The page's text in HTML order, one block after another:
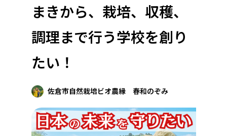
人権・マイノリティ
関東
近畿
中国
四国
国際協力 医療・福祉
子ども・教育
環境・エシカル
人権・マイノリティ
社会貢献
地域からさがす
北海道 青森 岩手 宮城 秋田
栃木 群馬 埼玉 千葉 東京
まきから、栽培、収穫、
調理まで行う学校を創り
たい！
佐倉市自然栽培ビオ農縁 春和のぞみ